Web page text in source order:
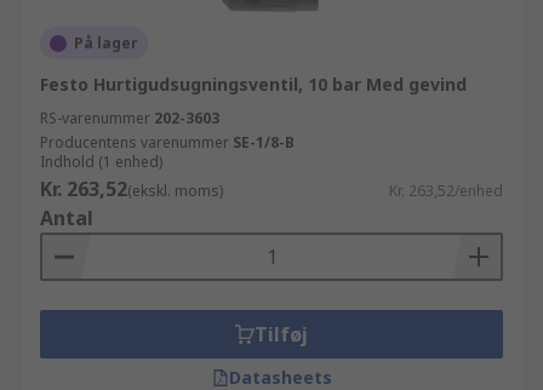
På lager
Festo Hurtigudsugningsventil, 10 bar Med gevind
RS-varenummer 202-3603
Producentens varenummer SE-1/8-B
Indhold (1 enhed)
Kr. 263,52(ekskl. moms) Kr. 263,52/enhed
Antal
Tilføj
Datasheets